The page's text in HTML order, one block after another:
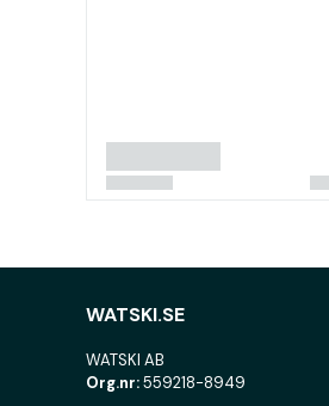
WATSKI.SE
WATSKI AB
Org.nr:559218-8949